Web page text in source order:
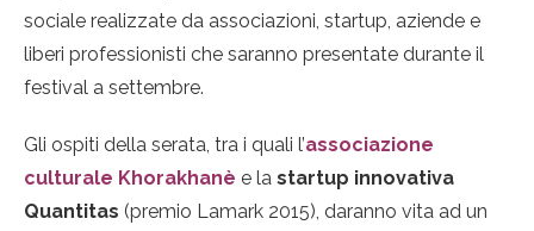
sociale realizzate da associazioni, startup, aziende e
liberi professionisti che saranno presentate durante il
festival a settembre.
Gli ospiti della serata, tra i quali l’associazione
culturale Khorakhanè e la startup innovativa
Quantitas (premio Lamark 2015), daranno vita ad un